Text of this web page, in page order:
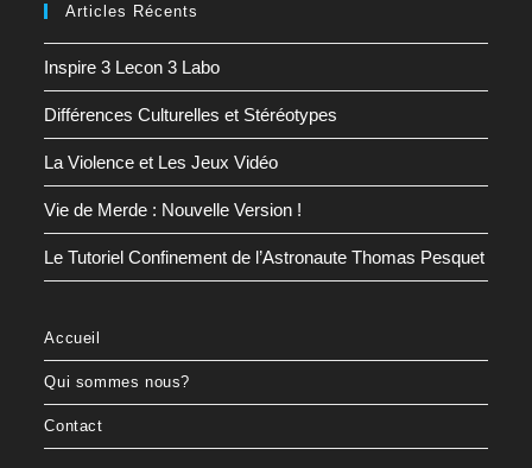
Articles Récents
Inspire 3 Lecon 3 Labo
Différences Culturelles et Stéréotypes
La Violence et Les Jeux Vidéo
Vie de Merde : Nouvelle Version !
Le Tutoriel Confinement de l’Astronaute Thomas Pesquet
Accueil
Qui sommes nous?
Contact